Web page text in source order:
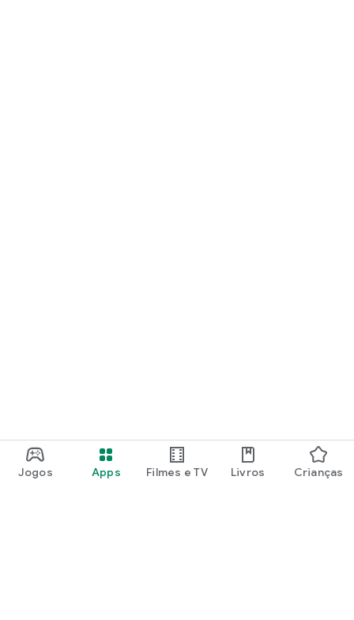
Jogos Apps Filmes e TV Livros Crianças